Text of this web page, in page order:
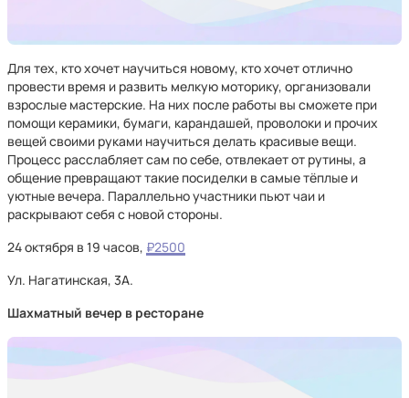
Для тех, кто хочет научиться новому, кто хочет отлично
провести время и развить мелкую моторику, организовали
взрослые мастерские. На них после работы вы сможете при
помощи керамики, бумаги, карандашей, проволоки и прочих
вещей своими руками научиться делать красивые вещи.
Процесс расслабляет сам по себе, отвлекает от рутины, а
общение превращают такие посиделки в самые тёплые и
уютные вечера. Параллельно участники пьют чаи и
раскрывают себя с новой стороны.
24 октября в 19 часов, ₽2500
Ул. Нагатинская, 3А.
Шахматный вечер в ресторане